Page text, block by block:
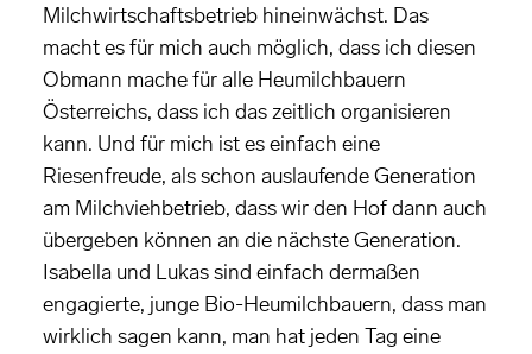
Milchwirtschaftsbetrieb hineinwächst. Das
macht es für mich auch möglich, dass ich diesen
Obmann mache für alle Heumilchbauern
Österreichs, dass ich das zeitlich organisieren
kann. Und für mich ist es einfach eine
Riesenfreude, als schon auslaufende Generation
am Milchviehbetrieb, dass wir den Hof dann auch
übergeben können an die nächste Generation.
Isabella und Lukas sind einfach dermaßen
engagierte, junge Bio-Heumilchbauern, dass man
wirklich sagen kann, man hat jeden Tag eine